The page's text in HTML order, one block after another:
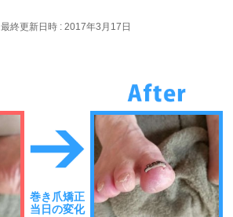
最終更新日時 : 2017年3月17日
巻き爪矯正
当日の変化